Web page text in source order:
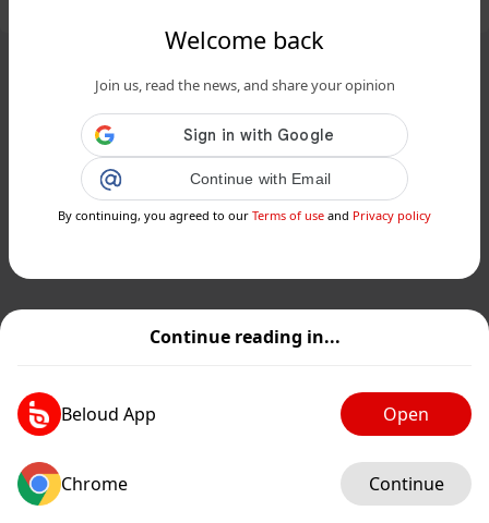
Continue reading in...
Beloud App Open
Chrome Continue
Welcome back
Join us, read the news, and share your opinion
Continue with Email
By continuing, you agreed to our Terms of use and Privacy policy